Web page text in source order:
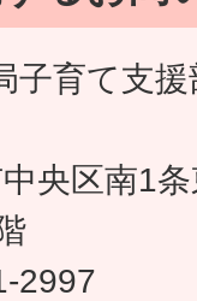
子育て支
央区南1
2997